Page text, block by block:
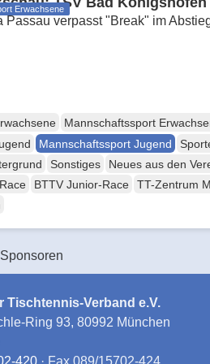
Erwachsene
Passau verpasst "Break" im
Mannschaftssport
Mannschaftssport Jugend
Sonstiges Neues aus den
BTTV Junior-Race TT-Zentrum
Tischtennis-Verband e.V.
Ring 93, 80992 München